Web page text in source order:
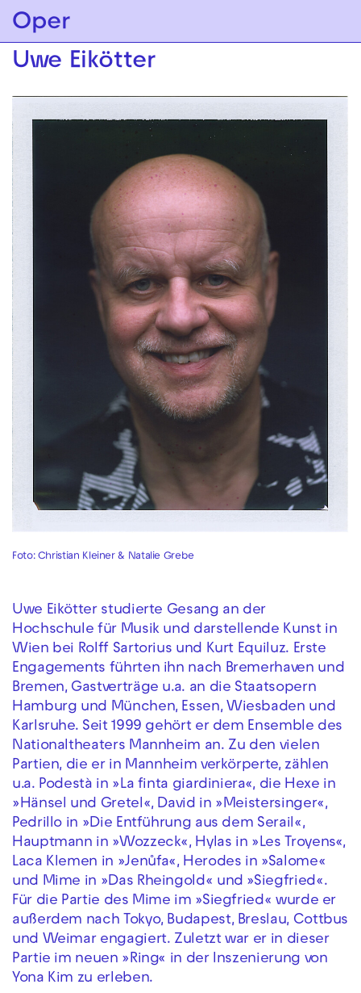
Zur Hauptnavigation springen
Zum Hauptinhalt springen
Oper
Uwe Eikötter
Foto: Christian Kleiner & Natalie Grebe
Uwe Eikötter studierte Gesang an der
Hochschule für Musik und darstellende Kunst in
Wien bei Rolff Sartorius und Kurt Equiluz. Erste
Engagements führten ihn nach Bremerhaven und
Bremen, Gastverträge u.a. an die Staatsopern
Hamburg und München, Essen, Wiesbaden und
Karlsruhe. Seit 1999 gehört er dem Ensemble des
Nationaltheaters Mannheim an. Zu den vielen
Partien, die er in Mannheim verkörperte, zählen
u.a. Podestà in »La finta giardiniera«, die Hexe in
»Hänsel und Gretel«, David in »Meistersinger«,
Pedrillo in »Die Entführung aus dem Serail«,
Hauptmann in »Wozzeck«, Hylas in »Les Troyens«,
Laca Klemen in »Jenůfa«, Herodes in »Salome«
und Mime in »Das Rheingold« und »Siegfried«.
Für die Partie des Mime im »Siegfried« wurde er
außerdem nach Tokyo, Budapest, Breslau, Cottbus
und Weimar engagiert. Zuletzt war er in dieser
Partie im neuen »Ring« in der Inszenierung von
Yona Kim zu erleben.